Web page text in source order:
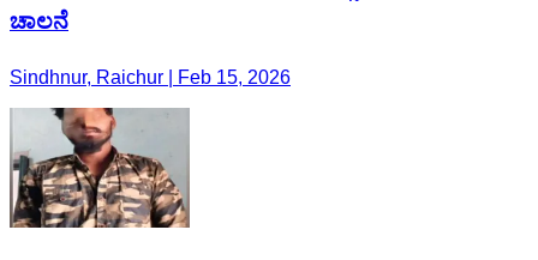
ಚಾಲನೆ
Sindhnur, Raichur | Feb 15, 2026